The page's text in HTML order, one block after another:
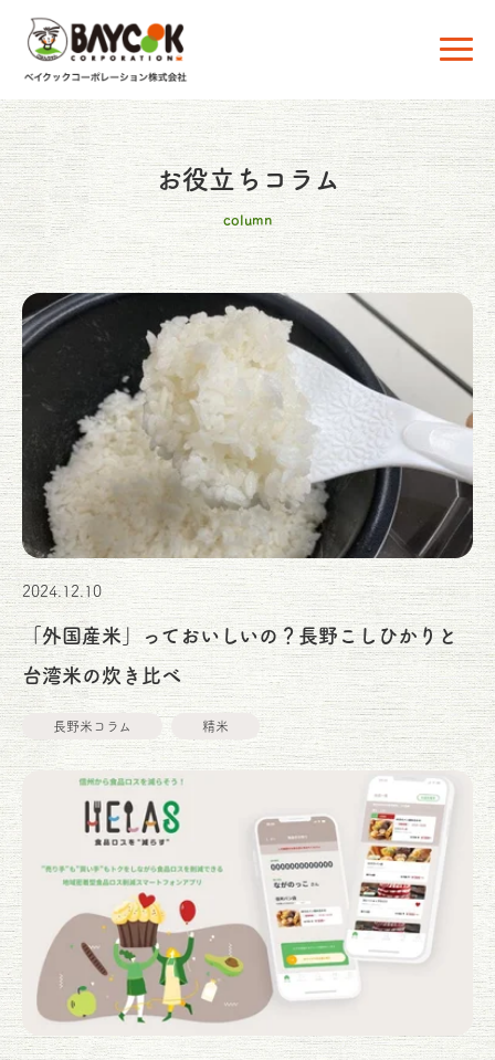
お役立ちコラム
column
2024.12.10
「外国産米」っておいしいの？長野こしひかりと
台湾米の炊き比べ
長野米コラム 精米